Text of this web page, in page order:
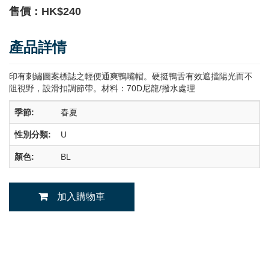
售價：HK$240
產品詳情
印有刺繡圖案標誌之輕便通爽鴨嘴帽。硬挺鴨舌有效遮擋陽光而不
阻視野，設滑扣調節帶。材料：70D尼龍/撥水處理
季節: 春夏
性別分類: U
顏色: BL
加入購物車